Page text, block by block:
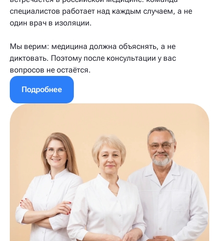
специалистов работает над каждым случаем, а не
один врач в изоляции.
Мы верим: медицина должна объяснять, а не
диктовать. Поэтому после консультации у вас
вопросов не остаётся.
Подробнее